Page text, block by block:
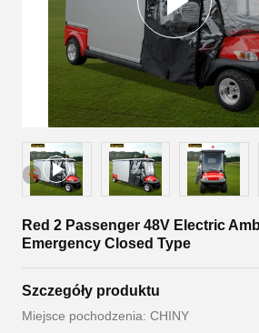
Red 2 Passenger 48V Electric
Emergency Closed Type
Szczegóły produktu
Miejsce pochodzenia: CHINY